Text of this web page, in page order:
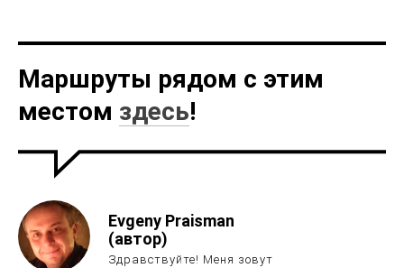
Маршруты рядом с этим
местом здесь!
Evgeny Praisman
(автор)
Здравствуйте! Меня зовут